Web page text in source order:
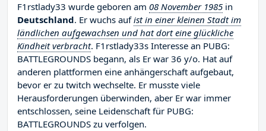
F1rstlady33 wurde geboren am 08 November 1985 in
Deutschland. Er wuchs aufist in einer kleinen Stadt im
ländlichen aufgewachsen und hat dort eine glückliche
Kindheit verbracht. F1rstlady33s Interesse an PUBG:
BATTLEGROUNDS begann, als Er war 36 y/o. Hat auf
anderen plattformen eine anhängerschaft aufgebaut,
bevor er zu twitch wechselte. Er musste viele
Herausforderungen überwinden, aber Er war immer
entschlossen, seine Leidenschaft für PUBG:
BATTLEGROUNDS zu verfolgen.